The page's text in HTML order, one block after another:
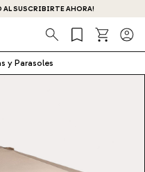
AL SUSCRIBIRTE AHORA!
Búsqueda
y Parasoles